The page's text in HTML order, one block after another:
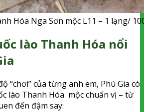
Hóa Nga Sơn mộc L11 – 1 lạng/
lào Thanh Hóa nổi
“chơi” của từng anh em, Phú Gia có
lào Thanh Hóa mộc chuẩn vị – từ
đến đậm say: